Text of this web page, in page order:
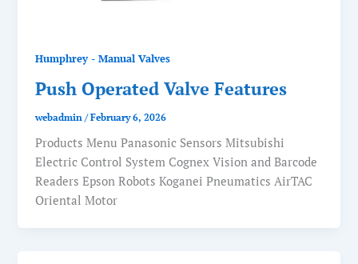
Humphrey - Manual Valves
Push Operated Valve Features
webadmin/February 6, 2026
Products Menu Panasonic Sensors Mitsubishi
Electric Control System Cognex Vision and Barcode
Readers Epson Robots Koganei Pneumatics AirTAC
Oriental Motor